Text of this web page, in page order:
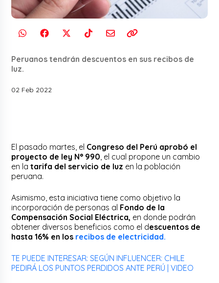
Peruanos tendrán descuentos en sus recibos de
luz.
02 Feb 2022
El pasado martes, el Congreso del Perú aprobó el
proyecto de ley N° 990 , el cual propone un cambio
en latarifa del servicio de luz en la población
peruana.
Asimismo, esta iniciativa tiene como objetivo la
incorporación de personas al Fondo de la
Compensación Social Eléctrica, en donde podrán
obtener diversos beneficios como el descuentos de
hasta 16% en los recibos de electricidad.
TE PUEDE INTERESAR: SEGÚN INFLUENCER: CHILE
PEDIRÁ LOS PUNTOS PERDIDOS ANTE PERÚ | VIDEO